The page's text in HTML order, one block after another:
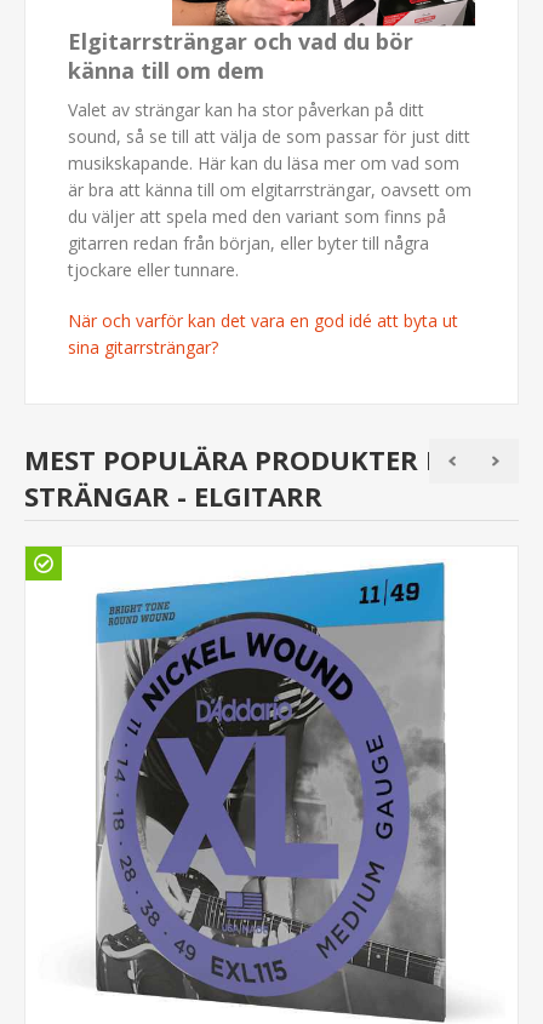
Elgitarrsträngar och vad du bör
känna till om dem
Valet av strängar kan ha stor påverkan på ditt
sound, så se till att välja de som passar för just ditt
musikskapande. Här kan du läsa mer om vad som
är bra att känna till om elgitarrsträngar, oavsett om
du väljer att spela med den variant som finns på
gitarren redan från början, eller byter till några
tjockare eller tunnare.
När och varför kan det vara en god idé att byta ut
sina gitarrsträngar?
MEST POPULÄRA PRODUKTER I
STRÄNGAR - ELGITARR